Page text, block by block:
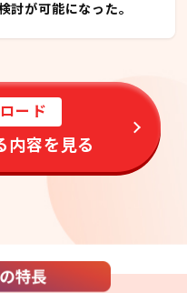
討が可能になった。
ード
内容を見る